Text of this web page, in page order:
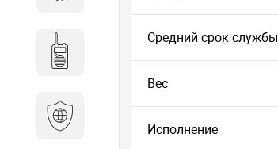
Средний срок службы
Вес
Исполнение